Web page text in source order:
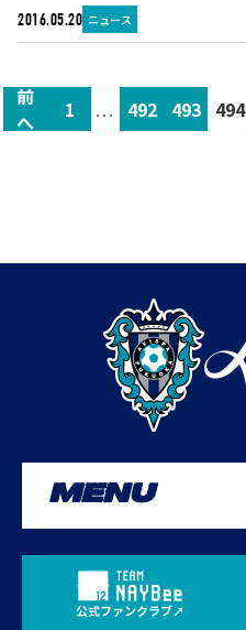
2016.05.20 ニュース
前
へ
1 ... 492 493 494
MENU
公式ファンクラブ